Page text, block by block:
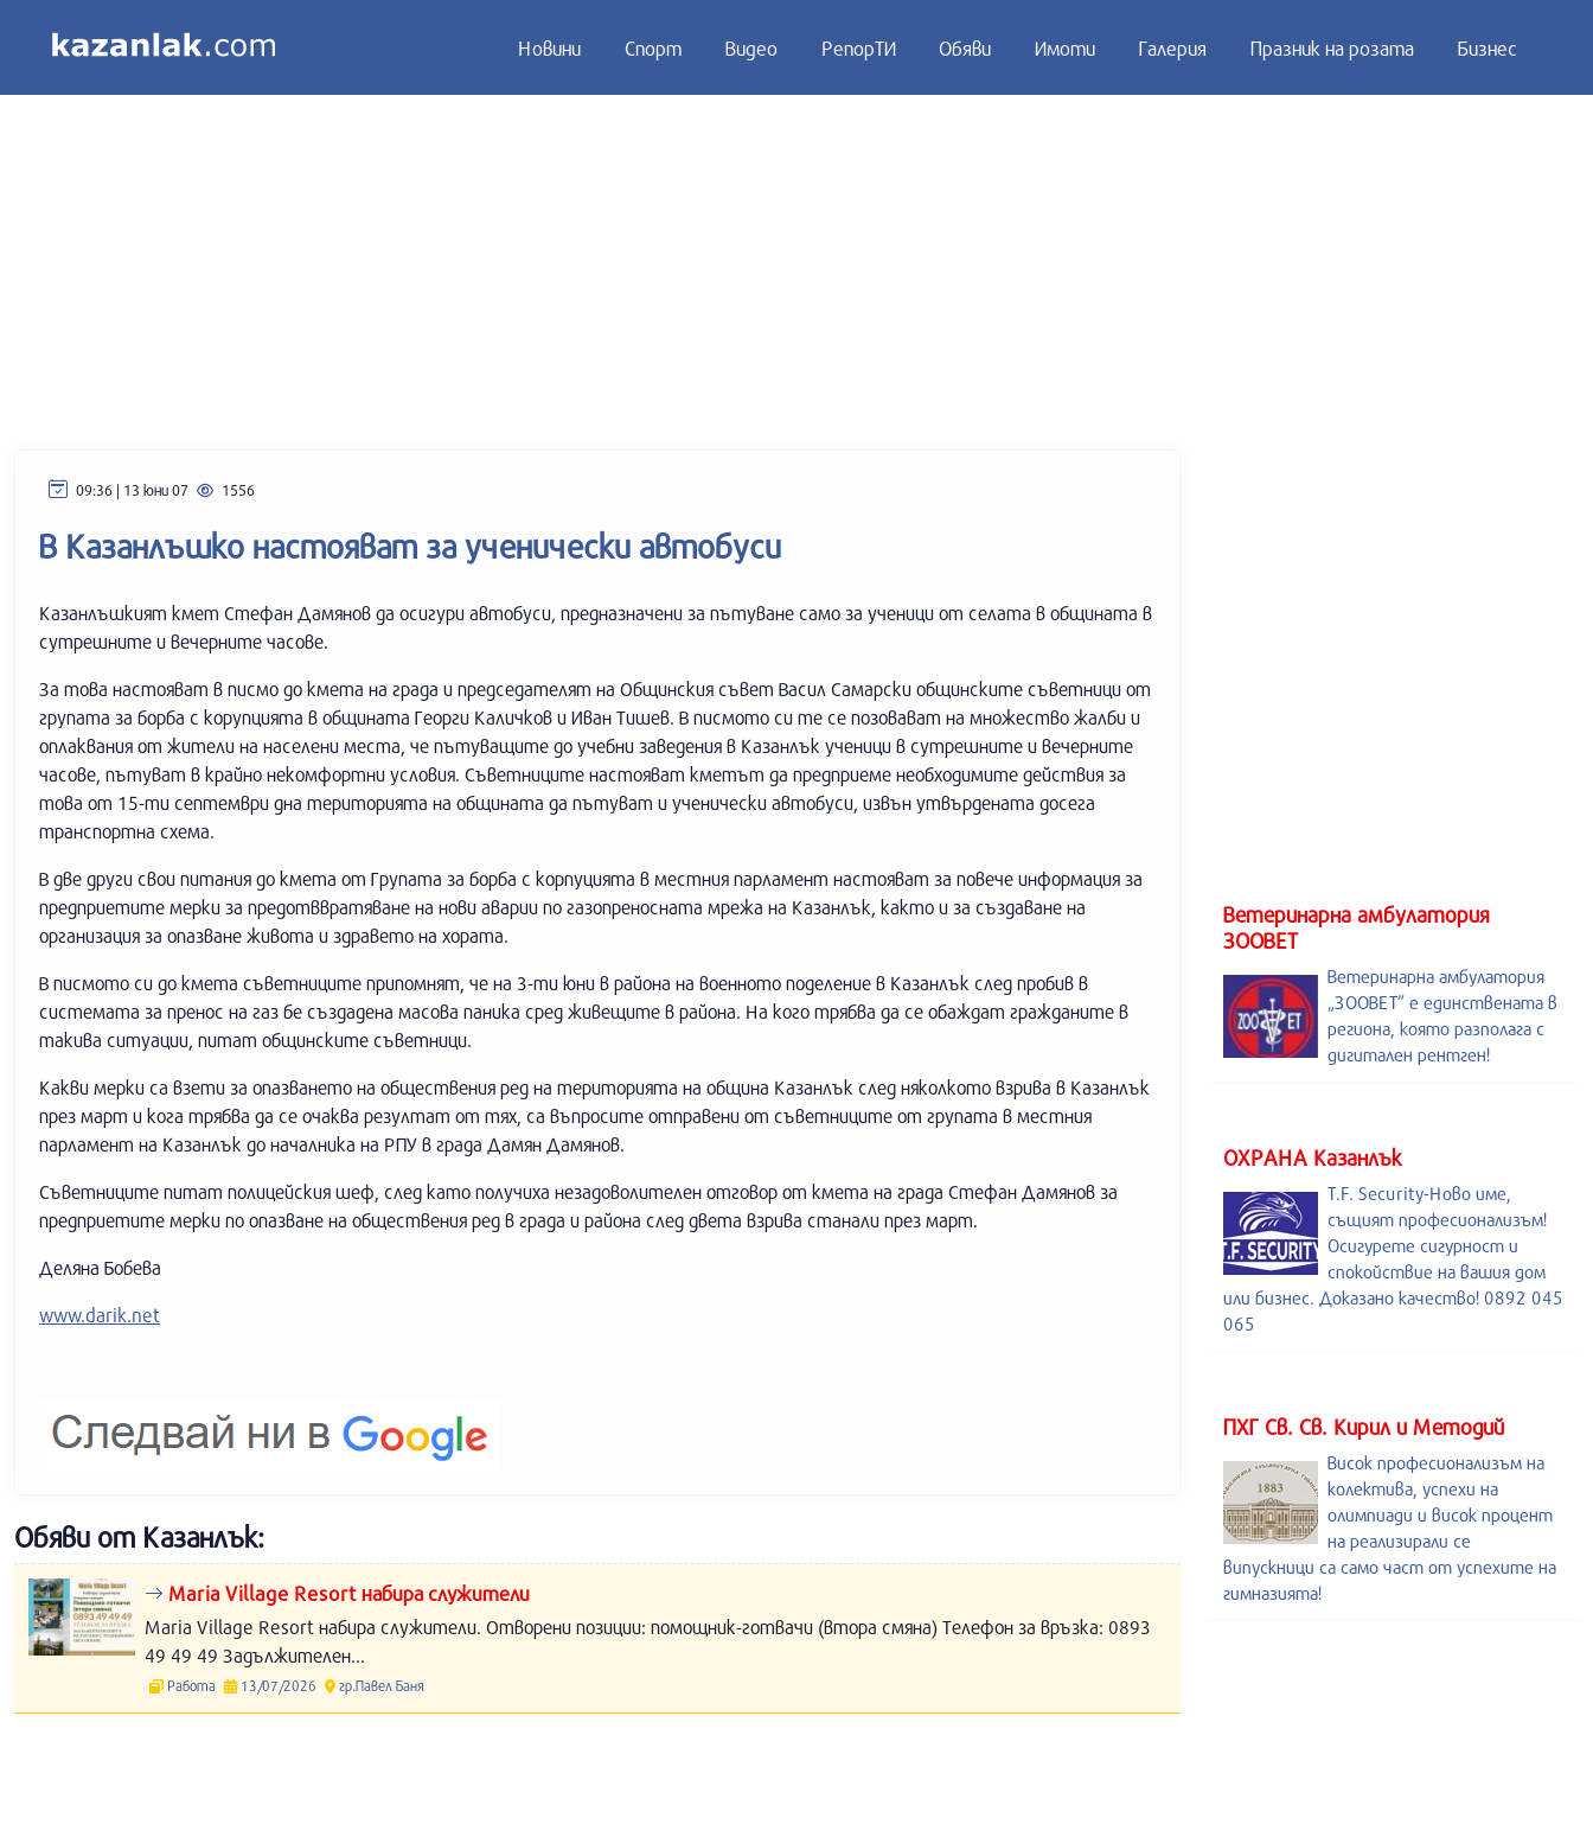
Новини Спорт Видео РепорТИ Обяви Имоти Галерия Празник на розата Бизнес
09:36 | 13 юни 07 1556
В Казанлъшко настояват за ученически автобуси
Казанлъшкият кмет Стефан Дамянов да осигури автобуси, предназначени за пътуване само за ученици от селата в общината в
сутрешните и вечерните часове.
За това настояват в писмо до кмета на града и председателят на Общинския съвет Васил Самарски общинските съветници от
групата за борба с корупцията в общината Георги Каличков и Иван Тишев. В писмото си те се позовават на множество жалби и
оплаквания от жители на населени места, че пътуващите до учебни заведения в Казанлък ученици в сутрешните и вечерните
часове, пътуват в крайно некомфортни условия. Съветниците настояват кметът да предприеме необходимите действия за
това от 15-ти септември дна територията на общината да пътуват и ученически автобуси, извън утвърдената досега
транспортна схема.
В две други свои питания до кмета от Групата за борба с корпуцията в местния парламент настояват за повече информация за
предприетите мерки за предотввратяване на нови аварии по газопреносната мрежа на Казанлък, както и за създаване на
организация за опазване живота и здравето на хората.
В писмото си до кмета съветниците припомнят, че на 3-ти юни в района на военното поделение в Казанлък след пробив в
системата за пренос на газ бе създадена масова паника сред живещите в района. На кого трябва да се обаждат гражданите в
такива ситуации, питат общинските съветници.
Какви мерки са взети за опазването на обществения ред на територията на община Казанлък след няколкото взрива в Казанлък
през март и кога трябва да се очаква резултат от тях, са въпросите отправени от съветниците от групата в местния
парламент на Казанлък до началника на РПУ в града Дамян Дамянов.
Съветниците питат полицейския шеф, след като получиха незадоволителен отговор от кмета на града Стефан Дамянов за
предприетите мерки по опазване на обществения ред в града и района след двета взрива станали през март.
Деляна Бобева
www.darik.net
Обяви от Казанлък:
Maria Village Resort набира служители
Maria Village Resort набира служители. Отворени позиции: помощник-готвачи (втора смяна) Телефон за връзка: 0893
49 49 49 Задължителен...
Работа 13/07/2026 гр.Павел Баня
Ветеринарна амбулатория
ЗООВЕТ
Ветеринарна амбулатория
„ЗООВЕТ” е единствената в
региона, която разполага с
дигитален рентген!
ОХРАНА Казанлък
T.F. Security-Ново име,
същият професионализъм!
Осигурете сигурност и
спокойствие на вашия дом
или бизнес. Доказано качество! 0892 045
065
ПХГ Св. Св. Кирил и Методий
Висок професионализъм на
колектива, успехи на
олимпиади и висок процент
на реализирали се
випускници са само част от успехите на
гимназията!